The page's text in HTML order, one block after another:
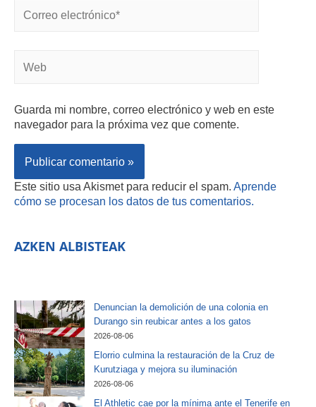
Guarda mi nombre, correo electrónico y web en este
navegador para la próxima vez que comente.
Este sitio usa Akismet para reducir el spam. Aprende
cómo se procesan los datos de tus comentarios.
AZKEN ALBISTEAK
Denuncian la demolición de una colonia en
Durango sin reubicar antes a los gatos
2026-08-06
Elorrio culmina la restauración de la Cruz de
Kurutziaga y mejora su iluminación
2026-08-06
El Athletic cae por la mínima ante el Tenerife en